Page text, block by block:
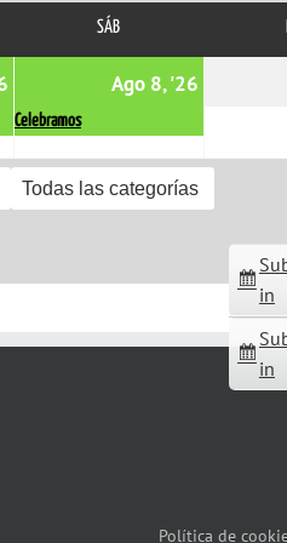
SÁBSÁBADO
07/08/2026
event)
Ago 8, '26 08/08/
Celebramos
Todas las categorías
in
in
Política de